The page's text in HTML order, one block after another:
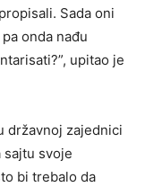
Sada oni
onda nađu
upitao je
državnoj zajednici
sajtu svoje
bi trebalo da